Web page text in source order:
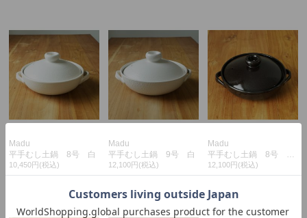
Madu
平手むし土鍋 8号 白
10,450円(税込)
Madu
平手むし土鍋 9号 白
12,100円(税込)
Madu
平手むし土鍋 8号 天目釉
12,100円(税込)